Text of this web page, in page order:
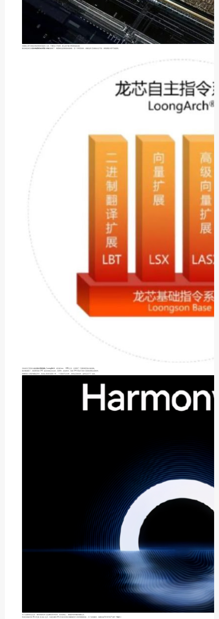
但最核心部分的指令集控制依旧是别人的，只要别人不给用，那么设计能力再强也是白搭。
最后就是龙芯的指令集授权加自研指令集的路线了，最困难也是最低效的路线，但一旦研究成功，就能达到完成的自主可控，彻底摆脱卡脖子的困境。
目前龙芯已研发出自主指令系统架构 LoongArch，成为继 x86 、ARM 之后，全球第三个国际规范指令集架构。
指令集做成了，就意味你的 CPU 是完全独立自主的，但同时，这也表示，你的 CPU 再也不支持当前的系统以及软件。
就像很多人质疑鸿蒙是安卓，其实这跟龙芯困境一样，一个新的平台出来，没有生态的支持，是肯定活不下去的。
为了过渡到自主生态，最好的做法肯定是兼容安卓应用，在此基础上，慢慢形成专属的鸿蒙生态。
而龙芯则是对应 Windows 的 x86 生态，但龙芯兼容 Windows 应用比鸿蒙兼容安卓应用困难得多，为了实现兼容，需要具备“2+3+3+2” 共十个能力！